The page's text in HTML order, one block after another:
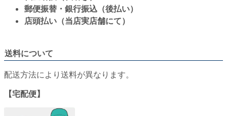
郵便振替・銀行振込（後払い）
店頭払い（当店実店舗にて）
送料について
配送方法により送料が異なります。
【宅配便】